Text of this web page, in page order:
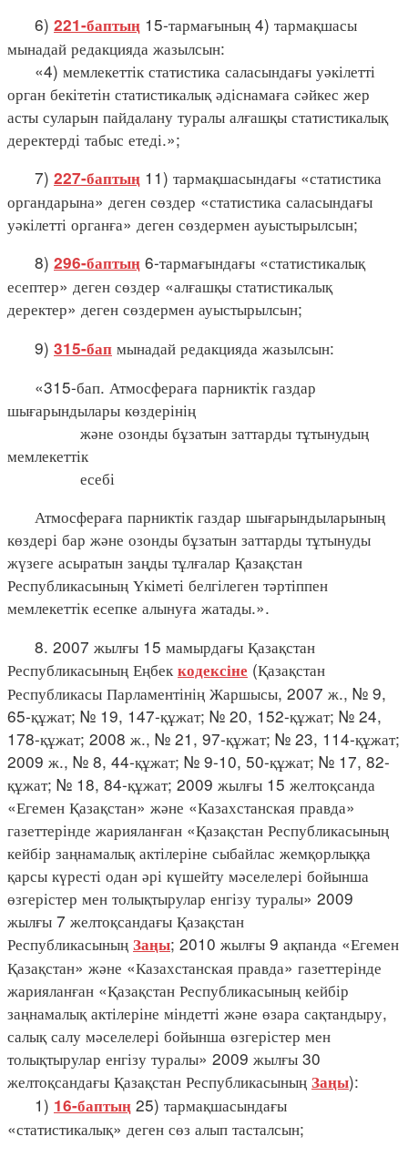
6) 221-баптың 15-тармағының 4) тармақшасы
мынадай редакцияда жазылсын:
«4) мемлекеттік статистика саласындағы уәкілетті
орган бекітетін статистикалық әдіснамаға сәйкес жер
асты суларын пайдалану туралы алғашқы статистикалық
деректерді табыс етеді.»;
7) 227-баптың 11) тармақшасындағы «статистика
органдарына» деген сөздер «статистика саласындағы
уәкілетті органға» деген сөздермен ауыстырылсын;
8) 296-баптың 6-тармағындағы «статистикалық
есептер» деген сөздер «алғашқы статистикалық
деректер» деген сөздермен ауыстырылсын;
9) 315-бап мынадай редакцияда жазылсын:
«315-бап. Атмосфераға парниктік газдар
шығарындылары көздерінің
және озонды бұзатын заттарды тұтынудың
мемлекеттік
есебі
Атмосфераға парниктік газдар шығарындыларының
көздері бар және озонды бұзатын заттарды тұтынуды
жүзеге асыратын заңды тұлғалар Қазақстан
Республикасының Үкіметі белгілеген тәртіппен
мемлекеттік есепке алынуға жатады.».
8. 2007 жылғы 15 мамырдағы Қазақстан
Республикасының Еңбек кодексіне (Қазақстан
Республикасы Парламентінің Жаршысы, 2007 ж., № 9,
65-құжат; № 19, 147-құжат; № 20, 152-құжат; № 24,
178-құжат; 2008 ж., № 21, 97-құжат; № 23, 114-құжат;
2009 ж., № 8, 44-құжат; № 9-10, 50-құжат; № 17, 82-
құжат; № 18, 84-құжат; 2009 жылғы 15 желтоқсанда
«Егемен Қазақстан» және «Казахстанская правда»
газеттерінде жарияланған «Қазақстан Республикасының
кейбір заңнамалық актілеріне сыбайлас жемқорлыққа
қарсы күресті одан әрі күшейту мәселелері бойынша
өзгерістер мен толықтырулар енгізу туралы» 2009
жылғы 7 желтоқсандағы Қазақстан
Республикасының Заңы; 2010 жылғы 9 ақпанда «Егемен
Қазақстан» және «Казахстанская правда» газеттерінде
жарияланған «Қазақстан Республикасының кейбір
заңнамалық актілеріне міндетті және өзара сақтандыру,
салық салу мәселелері бойынша өзгерістер мен
толықтырулар енгізу туралы» 2009 жылғы 30
желтоқсандағы Қазақстан Республикасының Заңы):
1) 16-баптың 25) тармақшасындағы
«статистикалық» деген сөз алып тасталсын;